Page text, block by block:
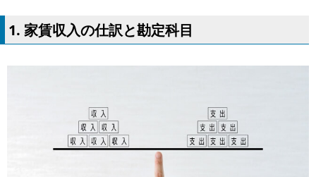
1. 家賃収入の仕訳と勘定科目